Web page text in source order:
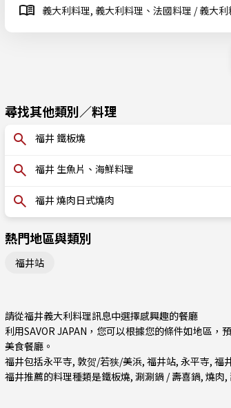
義大利料理, 義大利料理、法國料理 / 義大利
尋找其他類別／料理
福井 鐵板燒
福井 生魚片、海鮮料理
福井 燒肉日式燒肉
熱門地區與類別
福井站
請從福井義大利料理訊息中選擇感興趣的餐廳
利用SAVOR JAPAN，您可以根據您的條件如地區
美食餐廳。
福井包括永平寺, 敦贺/若狭/美浜, 福井站, 永平寺, 福
福井推薦的料理種類是鐵板燒, 涮涮鍋 / 壽喜鍋, 燒肉,